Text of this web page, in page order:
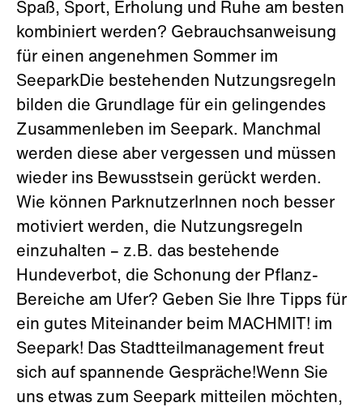
Spaß, Sport, Erholung und Ruhe am besten
kombiniert werden? Gebrauchsanweisung
für einen angenehmen Sommer im
SeeparkDie bestehenden Nutzungsregeln
bilden die Grundlage für ein gelingendes
Zusammenleben im Seepark. Manchmal
werden diese aber vergessen und müssen
wieder ins Bewusstsein gerückt werden.
Wie können ParknutzerInnen noch besser
motiviert werden, die Nutzungsregeln
einzuhalten – z.B. das bestehende
Hundeverbot, die Schonung der Pflanz-
Bereiche am Ufer? Geben Sie Ihre Tipps für
ein gutes Miteinander beim MACHMIT! im
Seepark! Das Stadtteilmanagement freut
sich auf spannende Gespräche!Wenn Sie
uns etwas zum Seepark mitteilen möchten,